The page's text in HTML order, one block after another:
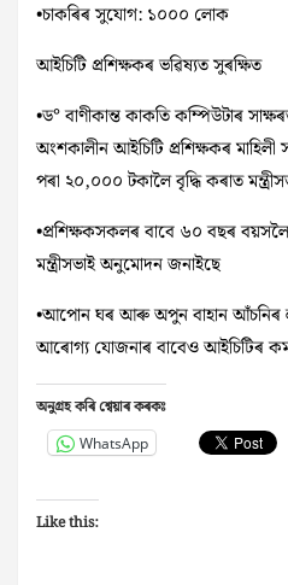
•চাকৰিৰ সুযোগ: ১০০০ লোক
আইচিটি প্ৰশিক্ষকৰ ভৱিষ্যত সুৰক্ষিত
•ড° বাণীকান্ত কাকতি কম্পিউটাৰ
অংশকালীন আইচিটি প্ৰশিক্ষকৰ
পৰা ২০,০০০ টকালৈ বৃদ্ধি কৰাত
•প্ৰশিক্ষকসকলৰ বাবে ৬০ বছৰ
মন্ত্ৰীসভাই অনুমোদন জনাইছে
•আপোন ঘৰ আৰু অপুন বাহান আঁচনিৰ
আৰোগ্য যোজনাৰ বাবেও আইচিটিৰ
অনুগ্ৰহ কৰি শ্বেয়াৰ কৰকঃ
WhatsApp
Like this: